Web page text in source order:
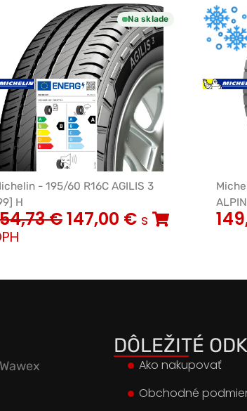
Na sklade
- 195/60 R16C AGILIS 3
H
€147,00 € s
DÔLEŽITÉ
Ako nakupovať
Obchodné